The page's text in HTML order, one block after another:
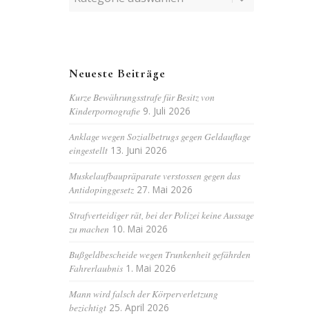
Neueste Beiträge
Kurze Bewährungsstrafe für Besitz von
Kinderpornografie 9. Juli 2026
Anklage wegen Sozialbetrugs gegen Geldauflage
eingestellt 13. Juni 2026
Muskelaufbaupräparate verstossen gegen das
Antidopinggesetz 27. Mai 2026
Strafverteidiger rät, bei der Polizei keine Aussage
zu machen 10. Mai 2026
Bußgeldbescheide wegen Trunkenheit gefährden
Fahrerlaubnis 1. Mai 2026
Mann wird falsch der Körperverletzung
bezichtigt 25. April 2026